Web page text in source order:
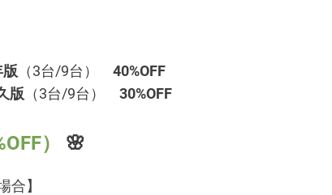
版 （3台/9台） 40%OFF
版 （3台/9台） 30%OFF
） 🌸
合】